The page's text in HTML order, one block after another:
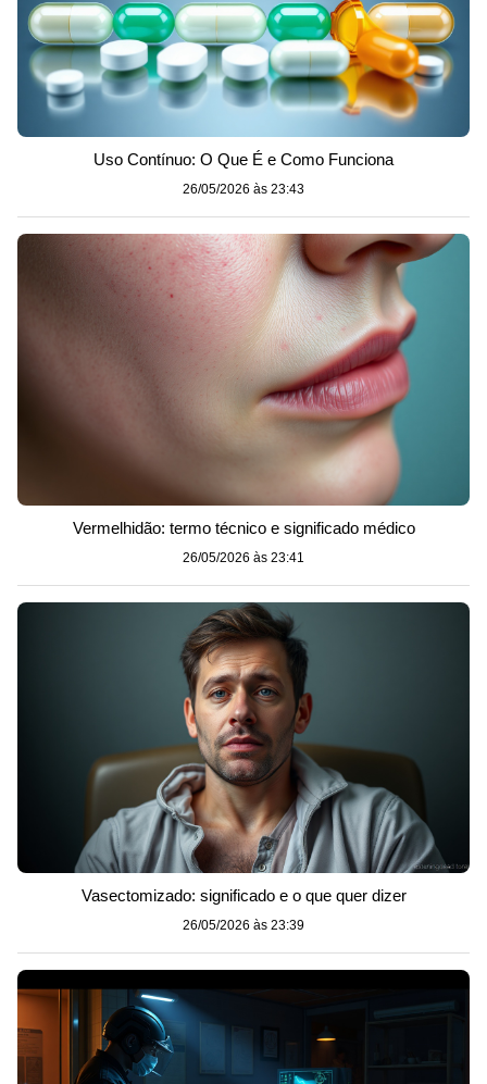
Uso Contínuo: O Que É e Como Funciona
26/05/2026 às 23:43
Vermelhidão: termo técnico e significado médico
26/05/2026 às 23:41
Vasectomizado: significado e o que quer dizer
26/05/2026 às 23:39